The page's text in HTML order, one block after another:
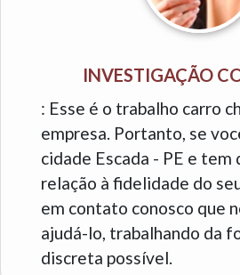
INVESTIGAÇÃO
: Esse é o trabalho carro
empresa. Portanto, se
cidade Escada - PE e tem
relação à fidelidade do
em contato conosco que
ajudá-lo, trabalhando da
discreta possível.